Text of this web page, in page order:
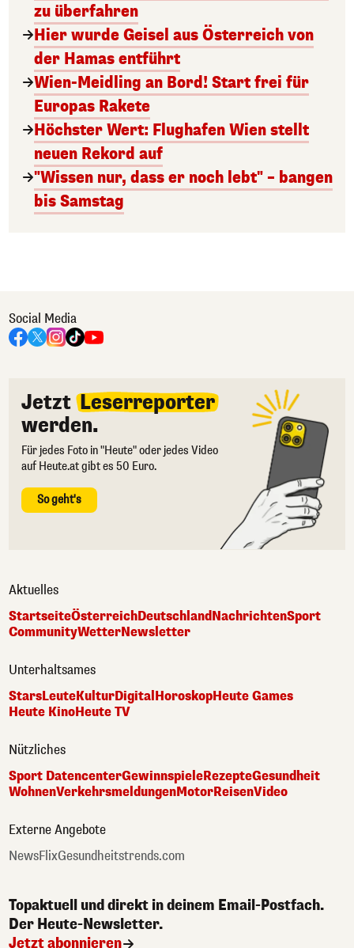
zu überfahren
Hier wurde Geisel aus Österreich von
der Hamas entführt
Wien-Meidling an Bord! Start frei für
Europas Rakete
Höchster Wert: Flughafen Wien stellt
neuen Rekord auf
"Wissen nur, dass er noch lebt" – bangen
bis Samstag
Social Media
Jetzt Leserreporter
werden.
Für jedes Foto in "Heute" oder jedes Video
auf Heute.at gibt es 50 Euro.
So geht's
Aktuelles
StartseiteÖsterreichDeutschlandNachrichtenSport
CommunityWetterNewsletter
Unterhaltsames
StarsLeuteKulturDigital HoroskopHeute Games
Heute KinoHeute TV
Nützliches
Sport DatencenterGewinnspieleRezepteGesundheit
WohnenVerkehrsmeldungenMotorReisenVideo
Externe Angebote
NewsFlixGesundheitstrends.com
Topaktuell und direkt in deinem Email-Postfach.
Der Heute-Newsletter.
Jetzt abonnieren